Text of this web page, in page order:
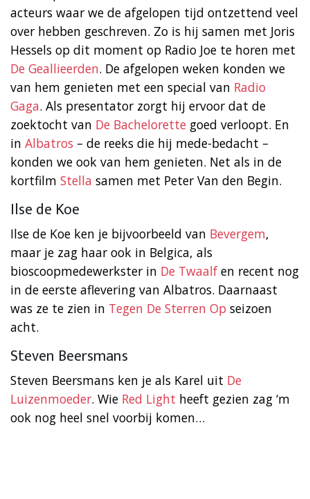
acteurs waar we de afgelopen tijd ontzettend veel
over hebben geschreven. Zo is hij samen met Joris
Hessels op dit moment op Radio Joe te horen met
De Geallieerden. De afgelopen weken konden we
van hem genieten met een special van Radio
Gaga. Als presentator zorgt hij ervoor dat de
zoektocht van De Bachelorette goed verloopt. En
in Albatros – de reeks die hij mede-bedacht –
konden we ook van hem genieten. Net als in de
kortfilm Stella samen met Peter Van den Begin.
Ilse de Koe
Ilse de Koe ken je bijvoorbeeld van Bevergem,
maar je zag haar ook in Belgica, als
bioscoopmedewerkster in De Twaalfen recent nog
in de eerste aflevering van Albatros. Daarnaast
was ze te zien in Tegen De Sterren Op seizoen
acht.
Steven Beersmans
Steven Beersmans ken je als Karel uit De
Luizenmoeder. Wie Red Light heeft gezien zag ‘m
ook nog heel snel voorbij komen…